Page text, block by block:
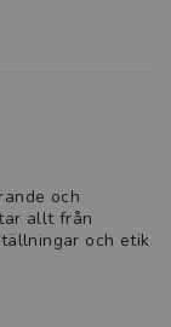
och
allt från
och etik